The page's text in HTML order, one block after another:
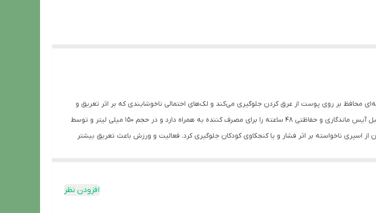
محافظ بر روی پوست از عرق کردن جلوگیری می‌کند و لک‌های احتمالی ناخوشایندی که بر اثر تعریق و
ترکیب با سایر محصولات ضد تعریق بی کیفیت بروز می‌کند را ندارد. اسپری اینویزیبل آیس ماندگاری و حفاظتی 48 ساعته را برای مصرف کننده به همراه دارد و در حجم 150 میلی لیتر و توسط
اسپری ناخواسته بر اثر فشار و یا کنجکاوی کودکان جلوگیری کرد. فعالیت و ورزش باعث تعریق بیشتر
ضد تعریق و استیک‌های ضد تعریق سابقه‌ای درخشان و موفق داشته و به یکی از بهترین‌ها در این زمینه
با سایر برند‌ها شده است و به همین دلیل طرفداران بیشماری را به سمت خود جذب کرده است.
افزودن نظر